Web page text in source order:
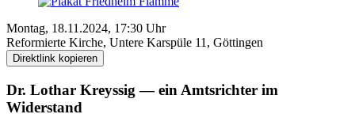
Montag, 18.11.2024, 17:30 Uhr
Reformierte Kirche, Untere Karspüle 11, Göttingen
Direktlink kopieren
Dr. Lothar Kreyssig — ein Amtsrichter im
Widerstand